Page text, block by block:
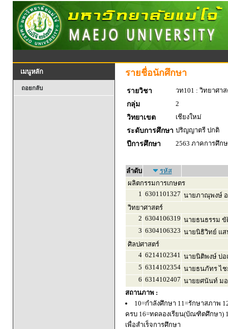
เมนูหลัก
ถอยกลับ
รายชื่อนักศึกษา
รายวิชา
วท101 : วิทยาศา
กลุ่ม
2
วิทยาเขต
เชียงใหม่
ระดับการศึกษา ปริญญาตรี ปกติ
ปีการศึกษา
2563 ภาคการศึก
ลำดับ
รหัส
ผลิตกรรมการเกษตร
1 6301101327 นายภาณุพงษ์
วิทยาศาสตร์
2 6304106319 นายธนธรรม ขั
3 6304106323 นายนิธิวิทย์ แส
ศิลปศาสตร์
4 6214102341 นายนิติพงษ์ บ่อ
5 6314102354 นายธนภัทร ไช
6 6314102407 นายยศนันท์ ม
สถานภาพ :
10=กำลังศึกษา 11=รักษาสภาพ
ครบ 16=ทดลองเรียน(บัณฑิตศึกษา)
เพื่อสำเร็จการศึกษา